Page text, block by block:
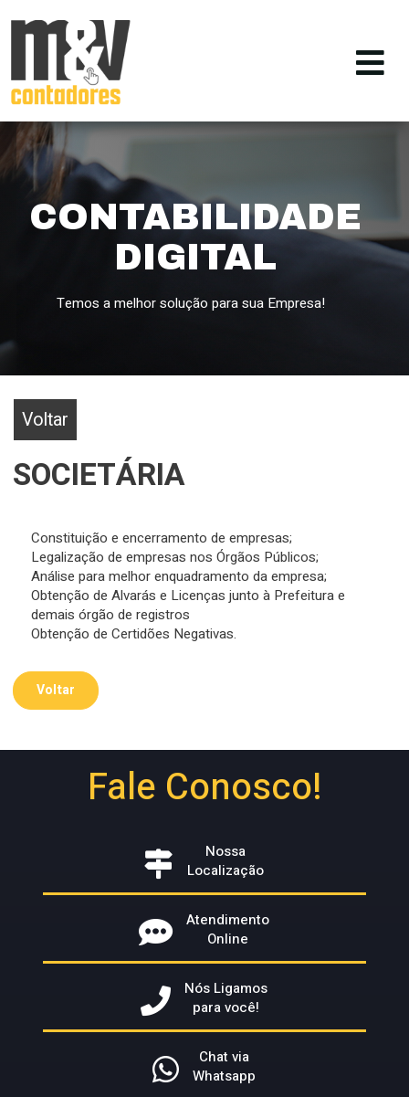
CONTABILIDADE
DIGITAL
Temos a melhor solução para sua Empresa!
Voltar
SOCIETÁRIA
Constituição e encerramento de empresas;
Legalização de empresas nos Órgãos Públicos;
Análise para melhor enquadramento da empresa;
Obtenção de Alvarás e Licenças junto à Prefeitura e
demais órgão de registros
Obtenção de Certidões Negativas.
Voltar
Fale Conosco!
Nossa
Localização
Atendimento
Online
Nós Ligamos
para você!
Chat via
Whatsapp